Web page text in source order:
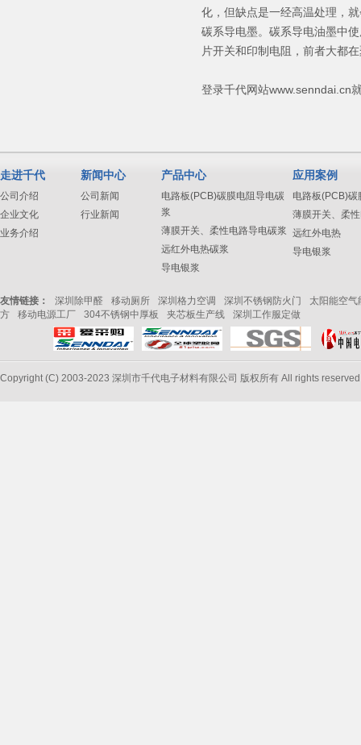
化，但缺点是一经高温处理，
碳系导电墨。碳系导电油墨中
片开关和印制电阻，前者大都
登录千代网站www.senndai.cn
走进千代
公司介绍
企业文化
业务介绍
新闻中心
公司新闻
行业新闻
产品中心
电路板(PCB)碳膜电阻导电碳
浆
薄膜开关、柔性电路导电碳浆
远红外电热碳浆
导电银浆
应用案例
电路板(PCB)碳
薄膜开关、柔
远红外电热
导电银浆
友情链接： 深圳除甲醛 移动厕所 深圳格力空调 深圳不锈钢防火门
太阳能空气
方
移动电源工厂 304不锈钢中厚板 夹芯板生产线 深圳工作服定做
Copyright (C) 2003-2023 深圳市千代电子材料有限公司 版权所有 All rights